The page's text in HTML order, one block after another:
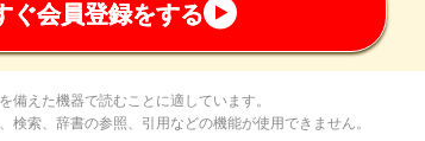
ぐ会員登録をする
えた機器で読むことに適しています。
索、辞書の参照、引用などの機能が使用できません。